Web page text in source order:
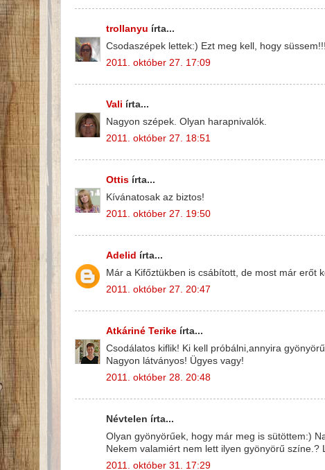
trollanyu írta...
Csodaszépek lettek:) Ezt meg kell, hogy
2011. október 27. 17:09
Vali írta...
Nagyon szépek. Olyan harapnivalók.
2011. október 27. 18:51
Ottis írta...
Kívánatosak az biztos!
2011. október 27. 19:50
Adelid írta...
Már a Kifőztükben is csábított, de most már erőt
2011. október 27. 20:47
Atkáriné Terike írta...
Csodálatos kiflik! Ki kell próbálni,annyira
Nagyon látványos! Ügyes vagy!
2011. október 28. 20:48
Névtelen írta...
Olyan gyönyörűek, hogy már meg is sütöttem:)
Nekem valamiért nem lett ilyen gyönyörű
2011. október 31. 17:29